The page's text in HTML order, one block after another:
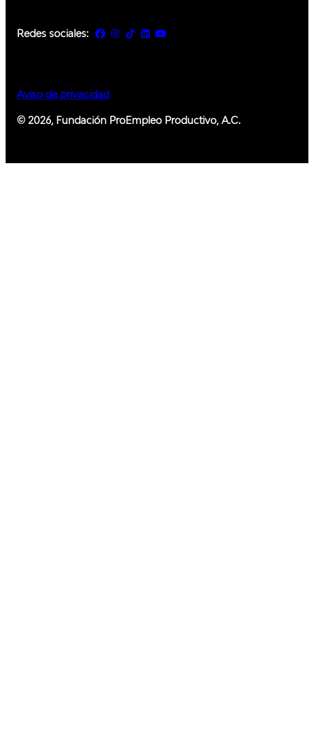
Redes sociales:
Aviso de privacidad
© 2026, Fundación ProEmpleo Productivo, A.C.